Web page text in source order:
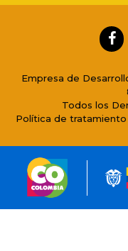
Empresa de
Todos los
Política de